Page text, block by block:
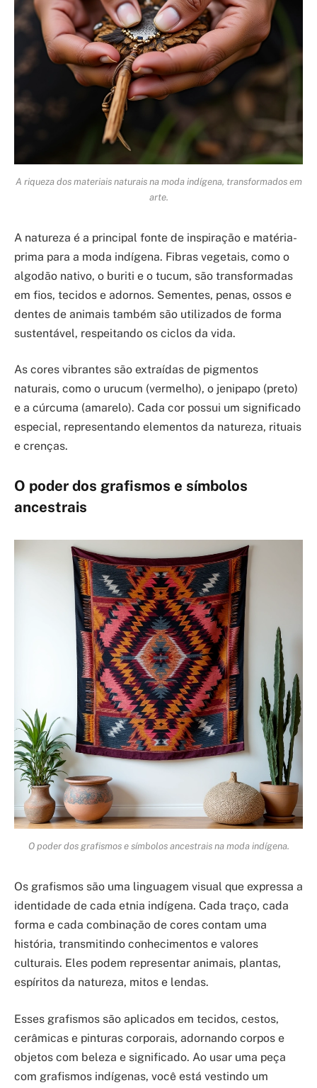
A riqueza dos materiais naturais na moda indígena, transformados em
arte.
A natureza é a principal fonte de inspiração e matéria-
prima para a moda indígena. Fibras vegetais, como o
algodão nativo, o buriti e o tucum, são transformadas
em fios, tecidos e adornos. Sementes, penas, ossos e
dentes de animais também são utilizados de forma
sustentável, respeitando os ciclos da vida.
As cores vibrantes são extraídas de pigmentos
naturais, como o urucum (vermelho), o jenipapo (preto)
e a cúrcuma (amarelo). Cada cor possui um significado
especial, representando elementos da natureza, rituais
e crenças.
O poder dos grafismos e símbolos
ancestrais
O poder dos grafismos e símbolos ancestrais na moda indígena.
Os grafismos são uma linguagem visual que expressa a
identidade de cada etnia indígena. Cada traço, cada
forma e cada combinação de cores contam uma
história, transmitindo conhecimentos e valores
culturais. Eles podem representar animais, plantas,
espíritos da natureza, mitos e lendas.
Esses grafismos são aplicados em tecidos, cestos,
cerâmicas e pinturas corporais, adornando corpos e
objetos com beleza e significado. Ao usar uma peça
com grafismos indígenas, você está vestindo um